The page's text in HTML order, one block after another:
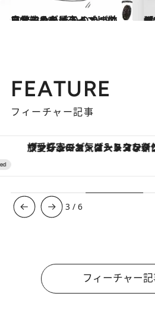
2023.3.29
自分をカテゴライズしないと決めた ありのままの日常こそが最高！ つづ井さんインタビュー
カルチャー 「和山やまさんの魅力100個言えます」 つづ井さんがマンガ家視点で徹底解説
FEATURE
フィーチャー記事
ヴァシュロン・コンスタンタン「オーヴァーシーズ・オートマティック」。旅愛好家のお気に入りコレクショ
3 /6
フィーチャー